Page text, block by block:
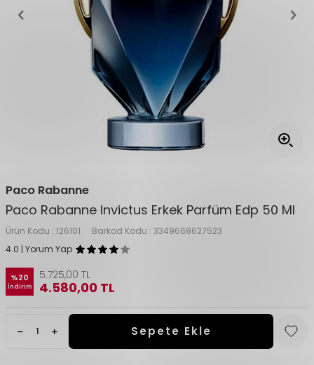
Paco Rabanne
Paco Rabanne Invictus Erkek Parfüm Edp 50 Ml
Ürün Kodu : 126101 Barkod Kodu : 3349668627523
4.0 | Yorum Yap
%20
İndirim
5.725,00 TL
4.580,00 TL
Sepete Ekle